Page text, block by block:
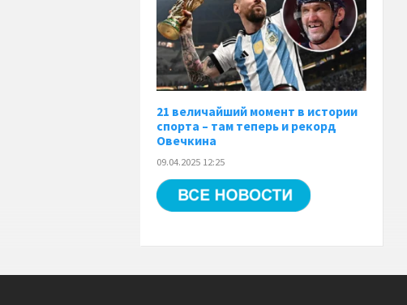
21 величайший момент в истории
спорта – там теперь и рекорд
Овечкина
09.04.2025 12:25